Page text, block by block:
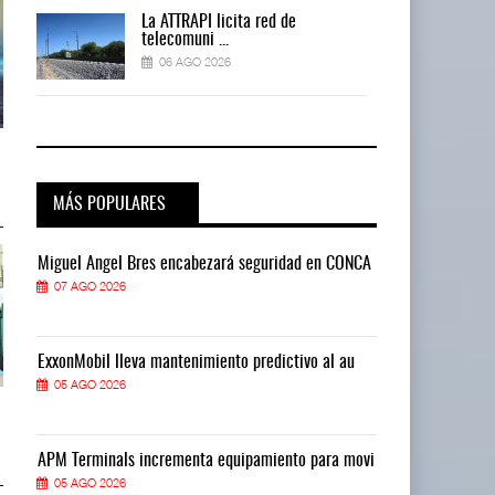
AMANAC, treinta y nueve años
05 AGO 2026
05 AGO 2026
AMANAC, treinta y nueve años
05 AGO 2026
La ATTRAPI licita red de
telecomuni ...
06 AGO 2026
MÁS POPULARES
Miguel Ángel Bres encabezará seguridad en CONCA
07 AGO 2026
ExxonMobil lleva mantenimiento predictivo al au
05 AGO 2026
APM Terminals incrementa equipamiento para movi
05 AGO 2026